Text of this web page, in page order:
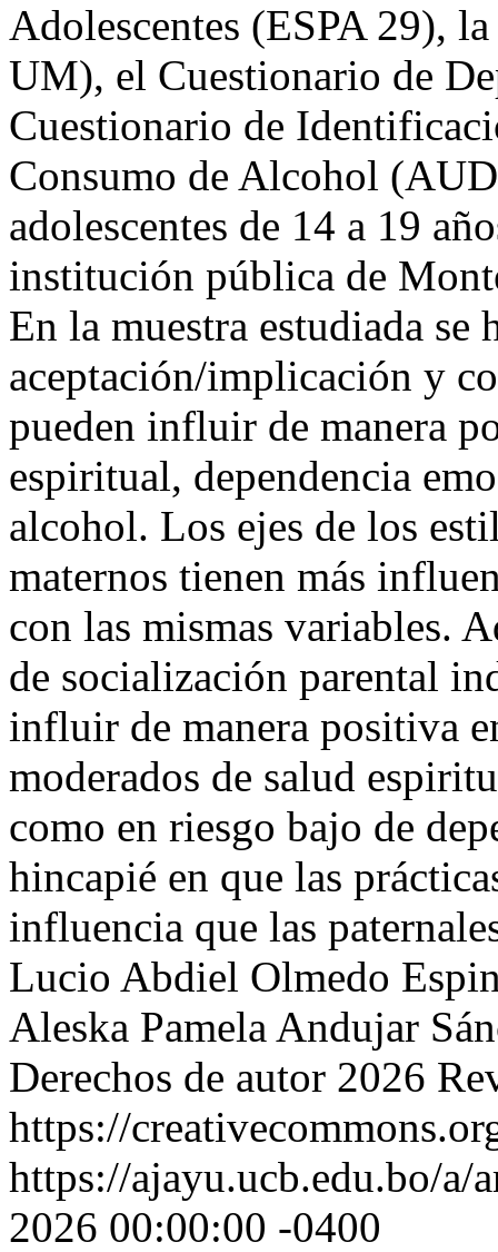
Adolescentes (ESPA 29),
UM), el Cuestionario de
Cuestionario de
Consumo de Alcohol
adolescentes de 14 a 19
institución pública de
En la muestra estudiada se
aceptación/implicación y
pueden influir de manera
espiritual, dependencia
alcohol. Los ejes de los
maternos tienen más
con las mismas variables.
de socialización parental
influir de manera positiva
moderados de salud
como en riesgo bajo de
hincapié en que las
influencia que las
Lucio Abdiel Olmedo
Aleska Pamela Andujar
Derechos de autor 2026
https://
https://ajayu.ucb.edu.bo/a/
2026 00:00:00 -0400